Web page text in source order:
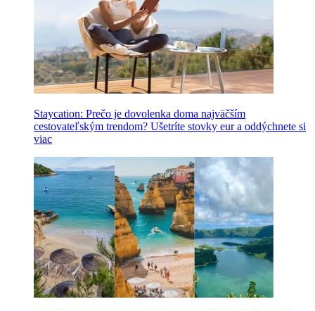
Staycation: Prečo je dovolenka doma najväčším
cestovateľským trendom? Ušetríte stovky eur a oddýchnete si
viac